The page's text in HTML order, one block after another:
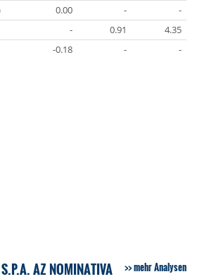
0.00 -
-
- 0.91
4.35
-0.18 - -
AZ NOMINATIVA mehr Analysen